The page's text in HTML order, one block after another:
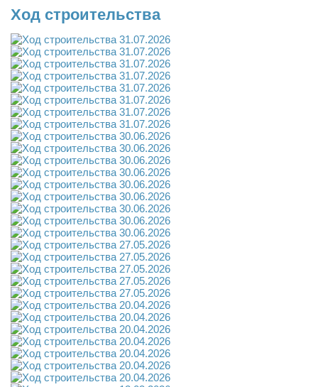
Ход строительства